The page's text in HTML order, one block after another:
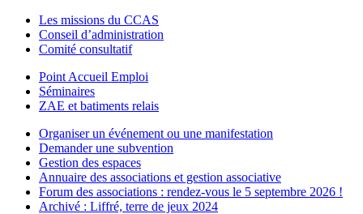
Les missions du CCAS
Conseil d’administration
Comité consultatif
Point Accueil Emploi
Séminaires
ZAE et batiments relais
Organiser un événement ou une manifestation
Demander une subvention
Gestion des espaces
Annuaire des associations et gestion associative
Forum des associations : rendez-vous le 5 septembre 2026 !
Archivé : Liffré, terre de jeux 2024